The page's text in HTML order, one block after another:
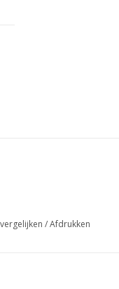
/Afdrukken